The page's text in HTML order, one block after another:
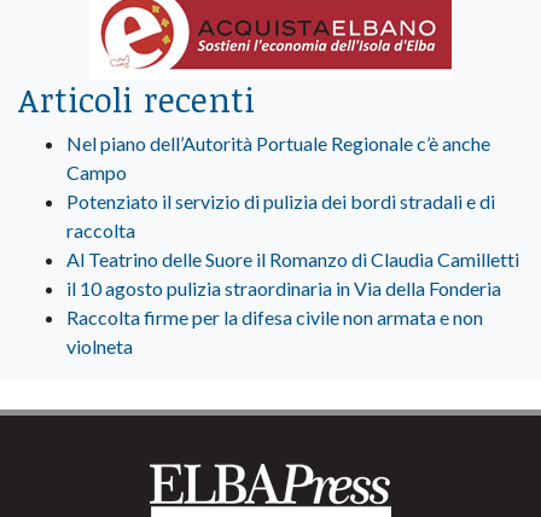
Articoli recenti
Nel piano dell’Autorità Portuale Regionale c’è anche
Campo
Potenziato il servizio di pulizia dei bordi stradali e di
raccolta
Al Teatrino delle Suore il Romanzo di Claudia Camilletti
il 10 agosto pulizia straordinaria in Via della Fonderia
Raccolta firme per la difesa civile non armata e non
violneta